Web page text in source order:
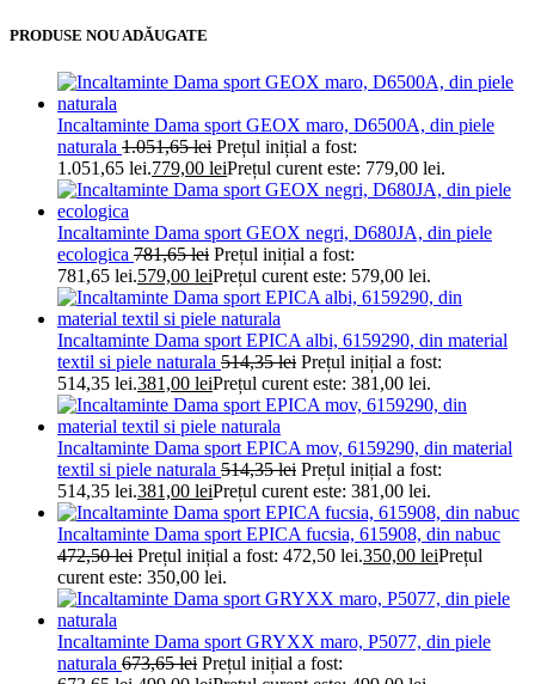
PRODUSE NOU ADĂUGATE
Incaltaminte Dama sport GEOX maro, D6500A, din piele
naturala 1.051,65lei Prețul inițial a fost:
1.051,65 lei.779,00 leiPrețul curent este: 779,00 lei.
Incaltaminte Dama sport GEOX negri, D680JA, din piele
ecologica 781,65lei Prețul inițial a fost:
781,65 lei.579,00 leiPrețul curent este: 579,00 lei.
Incaltaminte Dama sport EPICA albi, 6159290, din material
textil si piele naturala 514,35lei Prețul inițial a fost:
514,35 lei.381,00 leiPrețul curent este: 381,00 lei.
Incaltaminte Dama sport EPICA mov, 6159290, din material
textil si piele naturala 514,35lei Prețul inițial a fost:
514,35 lei.381,00 leiPrețul curent este: 381,00 lei.
Incaltaminte Dama sport EPICA fucsia, 615908, din nabuc
472,50lei Prețul inițial a fost: 472,50 lei.350,00 leiPrețul
curent este: 350,00 lei.
Incaltaminte Dama sport GRYXX maro, P5077, din piele
naturala 673,65lei Prețul inițial a fost: